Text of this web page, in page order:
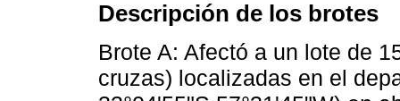
Descripción de los brotes
Brote A: Afectó a un lote de
cruzas) localizadas en el